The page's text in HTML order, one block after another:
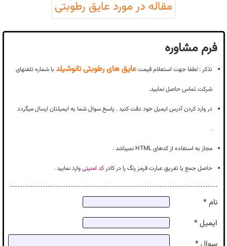
مقاله در مورد عایق رطوبتی
فرم مشاوره
تذکر : لطفا جهت استعلام قیمتعایق های رطوبتی نانوشیلد با شماره تلفنهای
شرکت تماس حاصل نمایید.
در وارد کردن آدرس ایمیل خود دقت کنید . پاسخ سوال شما به ایمیلتان ارسال میگردد
.
مجاز به استفاده از کدهای HTML نمیباشد .
حاصل جمع یا تفریق عبارت قرمز رنگ را در کادرکد امنیتیوارد نمایید .
نام *
ایمیل *